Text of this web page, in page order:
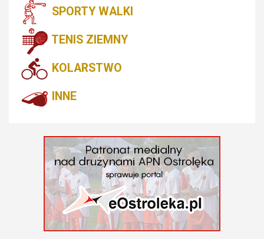
SPORTY WALKI
TENIS ZIEMNY
KOLARSTWO
INNE